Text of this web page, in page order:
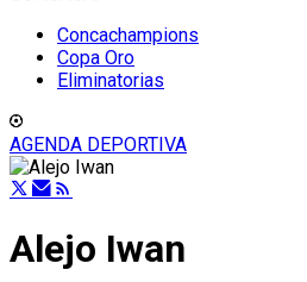
Concachampions
Copa Oro
Eliminatorias
AGENDA DEPORTIVA
Alejo Iwan